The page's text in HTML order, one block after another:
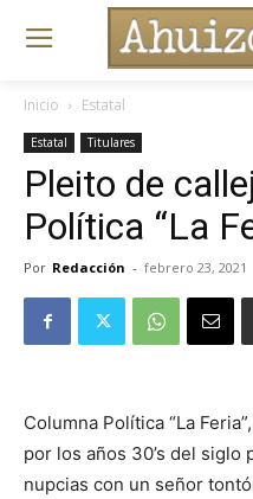
Inicio Estatal
Estatal Titulares
Pleito de
Política “La
Por Redacción - febrero 23, 2021
Columna Política “La
por los años 30’s del siglo
nupcias con un señor